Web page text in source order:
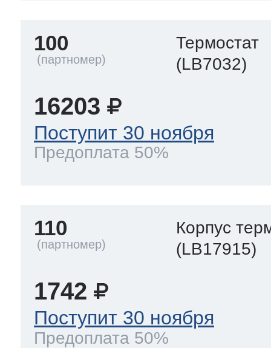
100
Термостат
(LB7032)
16203
Поступит 30 ноября
Предоплата 50%
110
Корпус
(LB17915)
1742
Поступит 30 ноября
Предоплата 50%